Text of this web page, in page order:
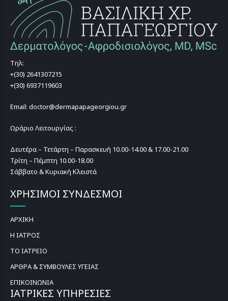
Τηλ:
+(30) 2641307215
+(30) 6937119603
Email: doctor@dermapapageorgiou.gr
Ωράριο Λειτουργίας :
Δευτέρα – Τετάρτη – Παρασκευή 10.00-14.00 & 17.00-21.00
Τρίτη – Πέμπτη 10.00-18.00
Σάββατο & Κυριακή Κλειστά
ΧΡΗΣΙΜΟΙ ΣΥΝΔΕΣΜΟΙ
ΑΡΧΙΚΗ
Η ΙΑΤΡΟΣ
ΤΟ ΙΑΤΡΕΙΟ
ΑΡΘΡΑ & ΣΥΜΒΟΥΛΕΣ ΥΓΕΙΑΣ
ΕΠΙΚΟΙΝΩΝΙΑ
ΙΑΤΡΙΚΕΣ ΥΠΗΡΕΣΙΕΣ